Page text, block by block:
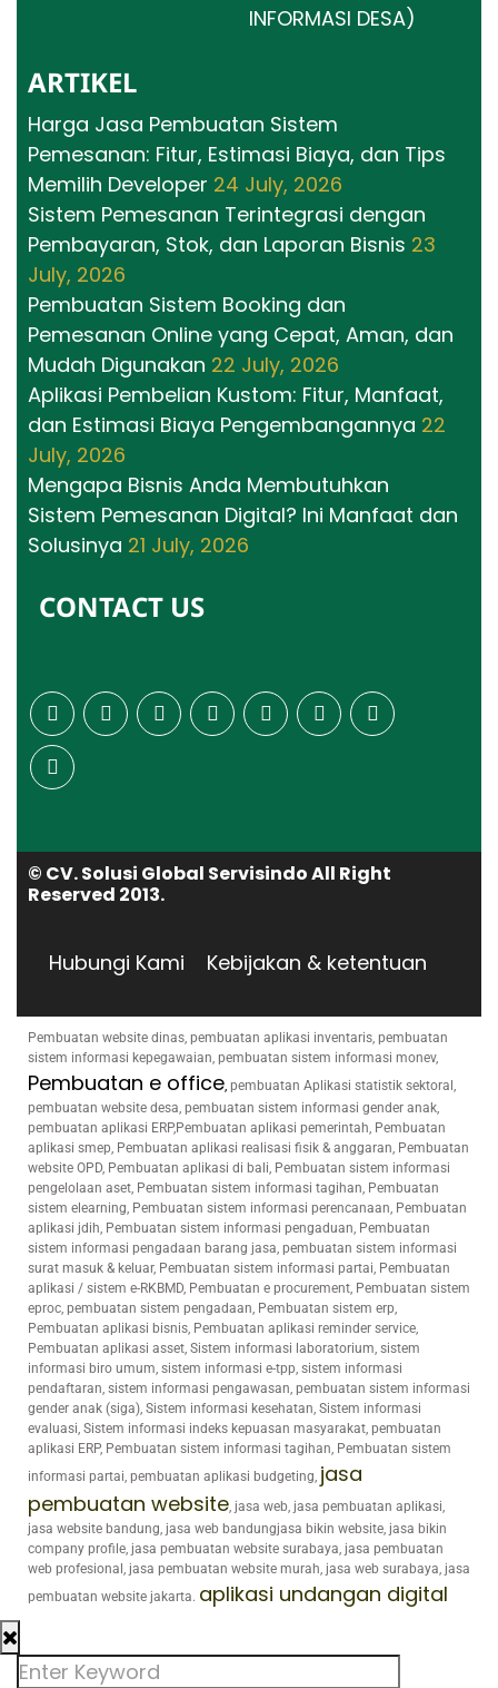
INFORMASI DESA)
ARTIKEL
Harga Jasa Pembuatan Sistem
Pemesanan: Fitur, Estimasi Biaya, dan Tips
Memilih Developer 24 July, 2026
Sistem Pemesanan Terintegrasi dengan
Pembayaran, Stok, dan Laporan Bisnis 23
July, 2026
Pembuatan Sistem Booking dan
Pemesanan Online yang Cepat, Aman, dan
Mudah Digunakan 22 July, 2026
Aplikasi Pembelian Kustom: Fitur, Manfaat,
dan Estimasi Biaya Pengembangannya 22
July, 2026
Mengapa Bisnis Anda Membutuhkan
Sistem Pemesanan Digital? Ini Manfaat dan
Solusinya 21 July, 2026
CONTACT US
© CV. Solusi Global Servisindo All Right
Reserved 2013.
Hubungi Kami Kebijakan & ketentuan
Pembuatan website dinas, pembuatan aplikasi inventaris, pembuatan
sistem informasi kepegawaian, pembuatan sistem informasi monev,
Pembuatan e office, pembuatan Aplikasi statistik sektoral,
pembuatan website desa, pembuatan sistem informasi gender anak,
pembuatan aplikasi ERP,Pembuatan aplikasi pemerintah, Pembuatan
aplikasi smep, Pembuatan aplikasi realisasi fisik & anggaran, Pembuatan
website OPD, Pembuatan aplikasi di bali, Pembuatan sistem informasi
pengelolaan aset, Pembuatan sistem informasi tagihan, Pembuatan
sistem elearning, Pembuatan sistem informasi perencanaan, Pembuatan
aplikasi jdih, Pembuatan sistem informasi pengaduan, Pembuatan
sistem informasi pengadaan barang jasa, pembuatan sistem informasi
surat masuk & keluar, Pembuatan sistem informasi partai, Pembuatan
aplikasi / sistem e-RKBMD, Pembuatan e procurement, Pembuatan sistem
eproc, pembuatan sistem pengadaan, Pembuatan sistem erp,
Pembuatan aplikasi bisnis, Pembuatan aplikasi reminder service,
Pembuatan aplikasi asset, Sistem informasi laboratorium, sistem
informasi biro umum, sistem informasi e-tpp, sistem informasi
pendaftaran, sistem informasi pengawasan, pembuatan sistem informasi
gender anak (siga), Sistem informasi kesehatan, Sistem informasi
evaluasi, Sistem informasi indeks kepuasan masyarakat, pembuatan
aplikasi ERP, Pembuatan sistem informasi tagihan, Pembuatan sistem
informasi partai, pembuatan aplikasi budgeting, jasa
pembuatan website, jasa web, jasa pembuatan aplikasi,
jasa website bandung, jasa web bandungjasa bikin website, jasa bikin
company profile, jasa pembuatan website surabaya, jasa pembuatan
web profesional, jasa pembuatan website murah, jasa web surabaya, jasa
pembuatan website jakarta. aplikasi undangan digital